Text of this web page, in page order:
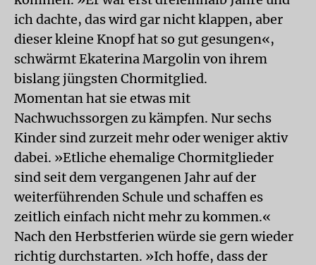
ich dachte, das wird gar nicht klappen, aber
dieser kleine Knopf hat so gut gesungen«,
schwärmt Ekaterina Margolin von ihrem
bislang jüngsten Chormitglied.
Momentan hat sie etwas mit
Nachwuchssorgen zu kämpfen. Nur sechs
Kinder sind zurzeit mehr oder weniger aktiv
dabei. »Etliche ehemalige Chormitglieder
sind seit dem vergangenen Jahr auf der
weiterführenden Schule und schaffen es
zeitlich einfach nicht mehr zu kommen.«
Nach den Herbstferien würde sie gern wieder
richtig durchstarten. »Ich hoffe, dass der